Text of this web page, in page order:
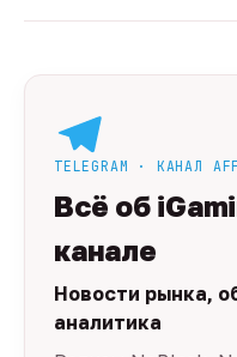
TELEGRAM · КАНАЛ
Всё об
канале
Новости рынка,
аналитика